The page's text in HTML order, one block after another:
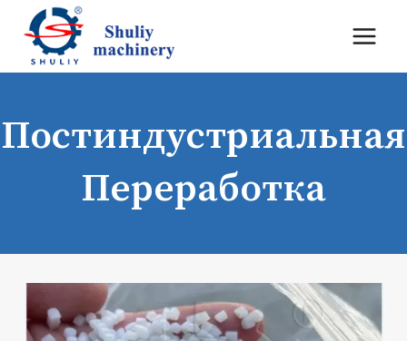
Перейти
содержимому
Постиндустриальная
Переработка